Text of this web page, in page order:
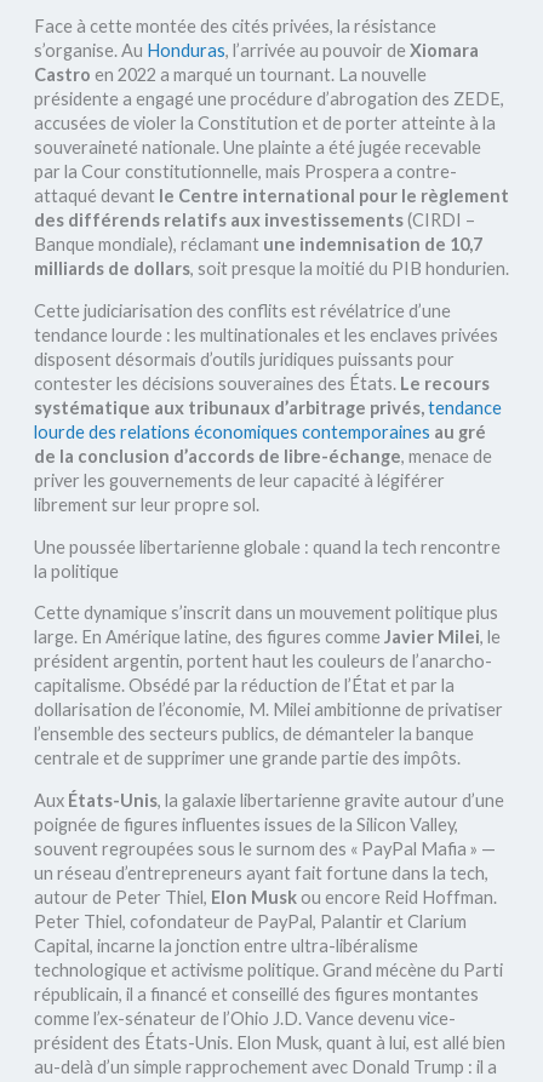
Face à cette montée des cités privées, la résistance
s’organise. Au Honduras, l’arrivée au pouvoir de Xiomara
Castro en 2022 a marqué un tournant. La nouvelle
présidente a engagé une procédure d’abrogation des ZEDE,
accusées de violer la Constitution et de porter atteinte à la
souveraineté nationale. Une plainte a été jugée recevable
par la Cour constitutionnelle, mais Prospera a contre-
attaqué devant le Centre international pour le règlement
des différends relatifs aux investissements(CIRDI –
Banque mondiale), réclamant une indemnisation de 10,7
milliards de dollars, soit presque la moitié du PIB hondurien.
Cette judiciarisation des conflits est révélatrice d’une
tendance lourde : les multinationales et les enclaves privées
disposent désormais d’outils juridiques puissants pour
contester les décisions souveraines des États. Le recours
systématique aux tribunaux d’arbitrage privés,tendance
lourde des relations économiques contemporaines au gré
de la conclusion d’accords de libre-échange, menace de
priver les gouvernements de leur capacité à légiférer
librement sur leur propre sol.
Une poussée libertarienne globale : quand la tech rencontre
la politique
Cette dynamique s’inscrit dans un mouvement politique plus
large. En Amérique latine, des figures comme Javier Milei, le
président argentin, portent haut les couleurs de l’anarcho-
capitalisme. Obsédé par la réduction de l’État et par la
dollarisation de l’économie, M. Milei ambitionne de privatiser
l’ensemble des secteurs publics, de démanteler la banque
centrale et de supprimer une grande partie des impôts.
Aux États-Unis, la galaxie libertarienne gravite autour d’une
poignée de figures influentes issues de la Silicon Valley,
souvent regroupées sous le surnom des « PayPal Mafia » —
un réseau d’entrepreneurs ayant fait fortune dans la tech,
autour de Peter Thiel, Elon Musk ou encore Reid Hoffman.
Peter Thiel, cofondateur de PayPal, Palantir et Clarium
Capital, incarne la jonction entre ultra-libéralisme
technologique et activisme politique. Grand mécène du Parti
républicain, il a financé et conseillé des figures montantes
comme l’ex-sénateur de l’Ohio J.D. Vance devenu vice-
président des États-Unis. Elon Musk, quant à lui, est allé bien
au-delà d’un simple rapprochement avec Donald Trump : il a